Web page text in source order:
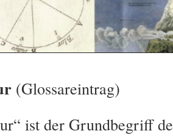
(Glossareintrag)
ist der Grundbegriff